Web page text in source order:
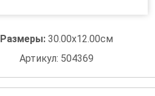
Размеры: 30.00x12.00см
Артикул: 504369